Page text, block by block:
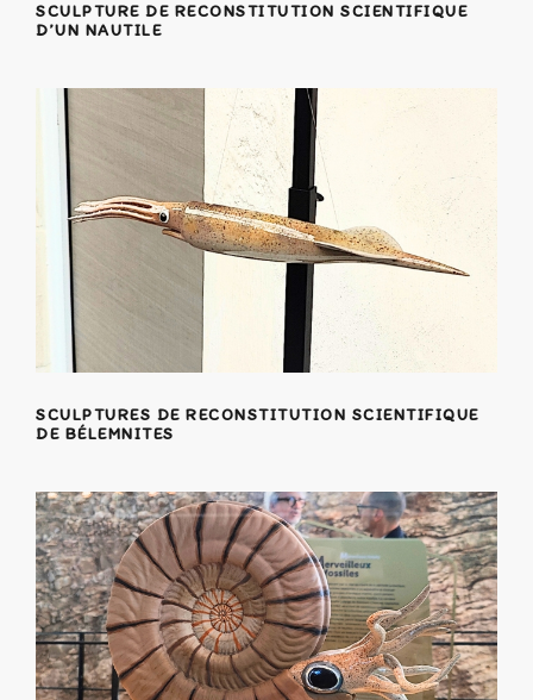
SCULPTURE DE RECONSTITUTION SCIENTIFIQUE
D’UN NAUTILE
SCULPTURES DE RECONSTITUTION SCIENTIFIQUE
DE BÉLEMNITES